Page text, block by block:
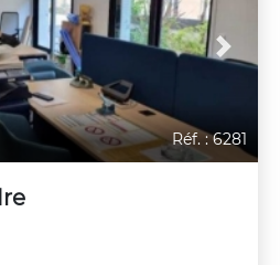
Next
Réf. : 6281